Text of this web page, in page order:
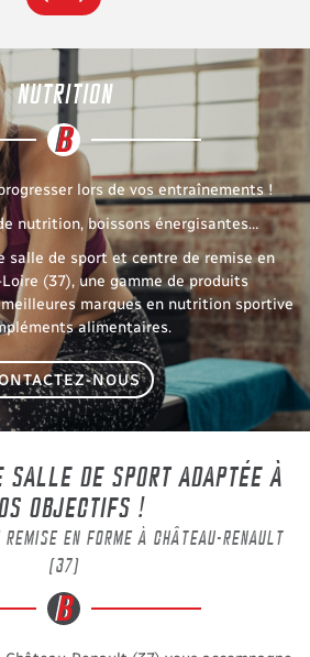
NUTRITION
lors de vos entraînements !
nutrition, boissons énergisantes…
salle de sport et centre de remise en
(37), une gamme de produits
marques en nutrition sportive
alimentaires.
NOUS
SALLE DE SPORT ADAPTÉE À
OBJECTIFS !
REMISE EN FORME À CHÂTEAU-RENAULT
(37)